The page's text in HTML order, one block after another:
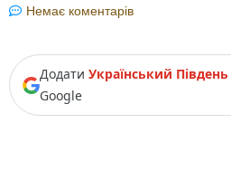
Немає коментарів
Додати Український Південь
Google